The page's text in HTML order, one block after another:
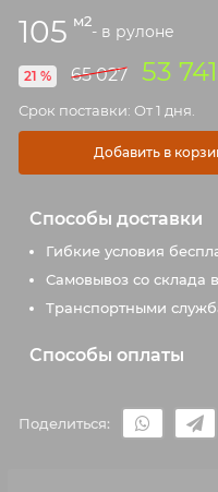
105 м2
- в рулоне
21 % 65 027 53 741
Срок поставки: От 1 дня.
Добавить в
Способы доставки
Гибкие условия
Самовывоз со склада
Транспортными
Способы оплаты
Поделиться: